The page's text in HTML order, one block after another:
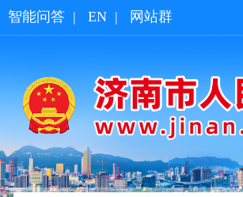
智能问答 | EN | 网站群